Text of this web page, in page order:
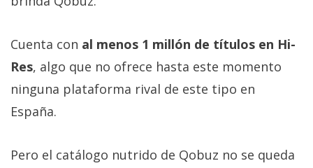
2026.Algunos
reservados.
Cuenta con al menos 1 millón de títulos en Hi-
Res, algo que no ofrece hasta este momento
ninguna plataforma rival de este tipo en
España.
Pero el catálogo nutrido de Qobuz no se queda